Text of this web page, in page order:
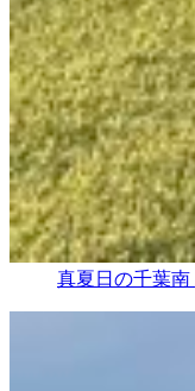
真夏日の千葉南